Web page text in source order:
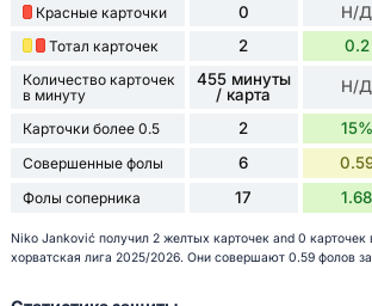
Красные карточки 0 Н/Д
Тотал карточек 2 0.2
Количество карточек
в минуту
455 минуты
/ карта
Н/Д
Карточки более 0.5 2 15%
Совершенные фолы 6
Фолы соперника 17 1.68
Niko Janković получил 2 желтых карточек and 0 карточек
хорватская лига 2025/2026. Они совершают 0.59 фолов